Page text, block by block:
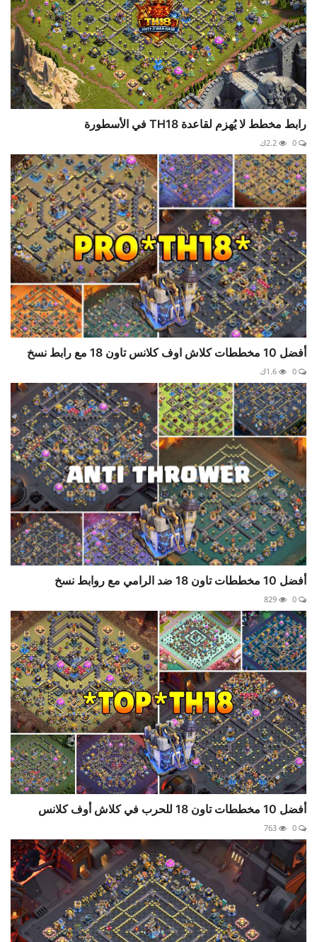
رابط مخطط لا يُهزم لقاعدة TH18 في الأسطورة
أفضل 10 مخططات كلاش اوف كلانس تاون 18 مع رابط نسخ
أفضل 10 مخططات تاون 18 ضد الرامي مع روابط نسخ
أفضل 10 مخططات تاون 18 للحرب في كلاش أوف كلانس